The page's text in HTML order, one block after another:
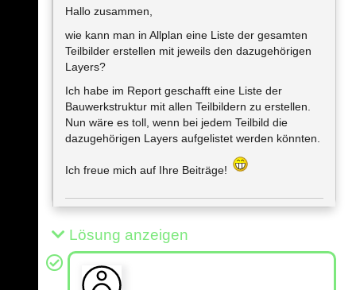
Hallo zusammen,
wie kann man in Allplan eine Liste der gesamten
Teilbilder erstellen mit jeweils den dazugehörigen
Layers?
Ich habe im Report geschafft eine Liste der
Bauwerkstruktur mit allen Teilbildern zu erstellen.
Nun wäre es toll, wenn bei jedem Teilbild die
dazugehörigen Layers aufgelistet werden könnten.
Ich freue mich auf Ihre Beiträge!
Lösung anzeigen